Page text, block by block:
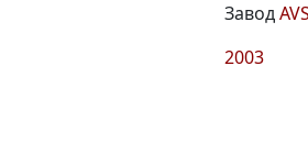
ЗаводAVS
2003